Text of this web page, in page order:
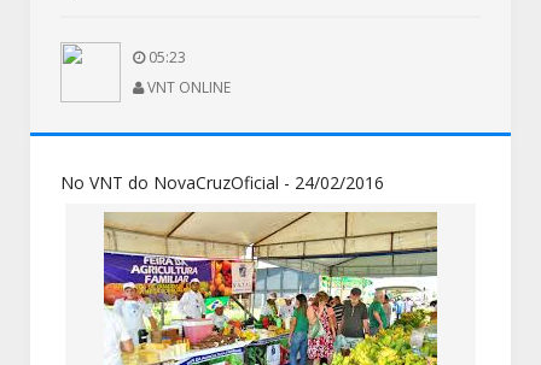
05:23
VNT ONLINE
No VNT do NovaCruzOficial - 24/02/2016